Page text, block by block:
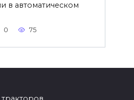
в автоматическом
0 75